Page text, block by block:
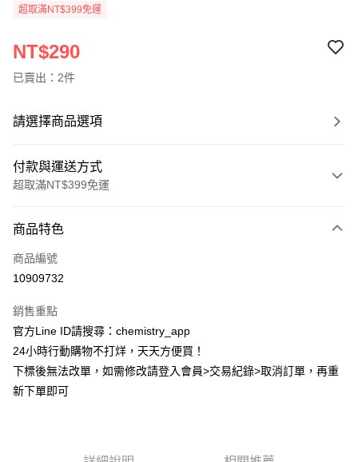
超取滿NT$399免運
NT$290
已賣出：2件
請選擇商品選項
付款與運送方式
超取滿NT$399免運
信用卡一次付款
超商取貨付款
Apple Pay
街口支付
悠遊付
商品特色
商品編號
10909732
銷售重點
官方Line ID請搜尋：chemistry_app
24小時行動購物不打烊，天天方便買！
下標後無法改單，如需修改請登入會員>交易紀錄>取消訂單，再重
新下單即可